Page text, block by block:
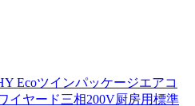
Ecoツインパッケージエアコ
イヤード三相200V厨房用標準